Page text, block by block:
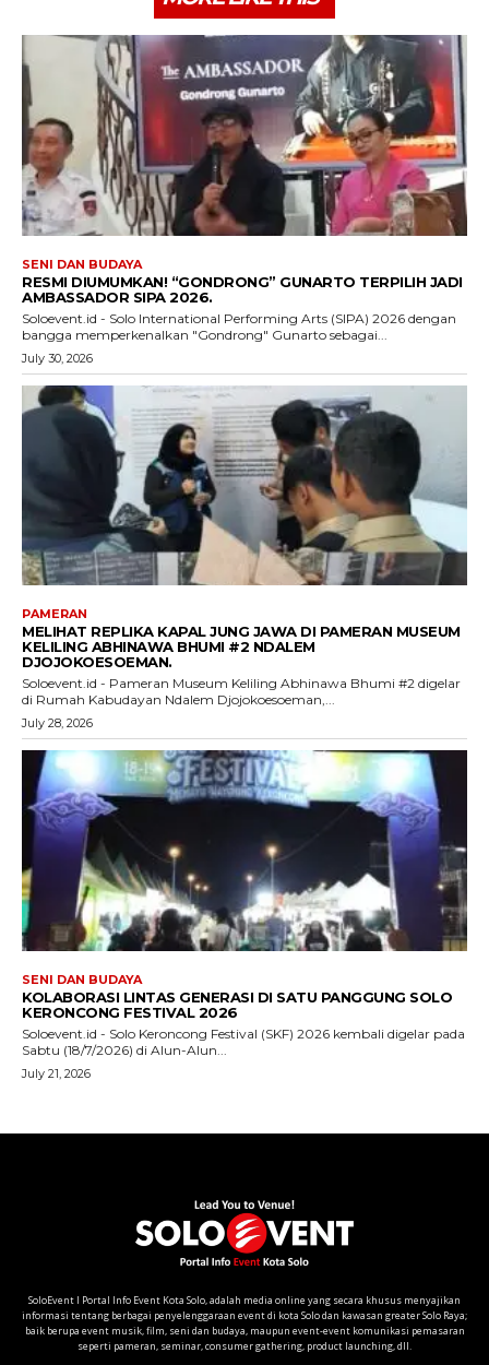
SoloEvent I Portal Info Event Kota Solo, adalah media online yang secara khusus menyajikan
informasi tentang berbagai penyelenggaraan event di kota Solo dan kawasan greater Solo Raya;
baik berupa event musik, film, seni dan budaya, maupun event-event komunikasi pemasaran
seperti pameran, seminar, consumer gathering, product launching, dll.